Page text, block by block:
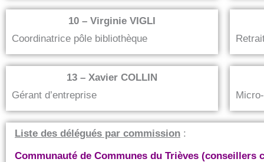
10 – Virginie VIGLI
Coordinatrice pôle bibliothèque
13 – Xavier COLLIN
Gérant d’entreprise
Liste des délégués par commission :
Communauté de Communes du Trièves (conseillers